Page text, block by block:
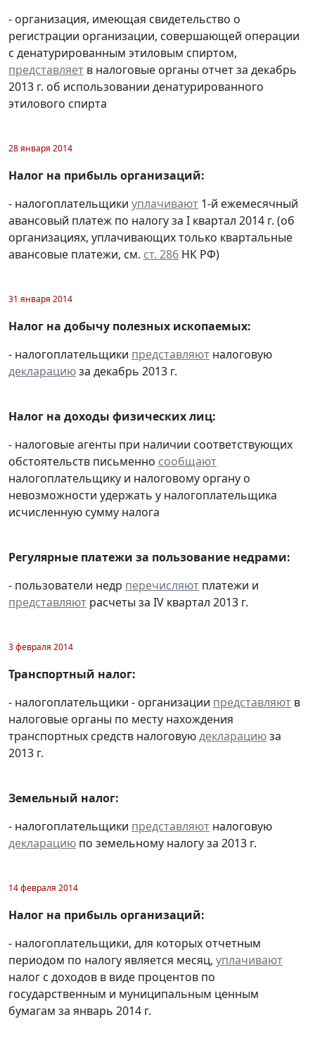
- организация, имеющая свидетельство о
регистрации организации, совершающей операции
с денатурированным этиловым спиртом,
представляет в налоговые органы отчет за декабрь
2013 г. об использовании денатурированного
этилового спирта
28 января 2014
Налог на прибыль организаций:
- налогоплательщики уплачивают 1-й ежемесячный
авансовый платеж по налогу за I квартал 2014 г. (об
организациях, уплачивающих только квартальные
авансовые платежи, см. ст. 286 НК РФ)
31 января 2014
Налог на добычу полезных ископаемых:
- налогоплательщики представляют налоговую
декларациюза декабрь 2013 г.
Налог на доходы физических лиц:
- налоговые агенты при наличии соответствующих
обстоятельств письменно сообщают
налогоплательщику и налоговому органу о
невозможности удержать у налогоплательщика
исчисленную сумму налога
Регулярные платежи за пользование недрами:
- пользователи недр перечисляют платежи и
представляют расчеты за IV квартал 2013 г.
3 февраля 2014
Транспортный налог:
- налогоплательщики - организации представляют в
налоговые органы по месту нахождения
транспортных средств налоговуюдекларациюза
2013 г.
Земельный налог:
- налогоплательщики представляют налоговую
декларацию по земельному налогу за 2013 г.
14 февраля 2014
Налог на прибыль организаций:
- налогоплательщики, для которых отчетным
периодом по налогу является месяц, уплачивают
налог с доходов в виде процентов по
государственным и муниципальным ценным
бумагам за январь 2014 г.